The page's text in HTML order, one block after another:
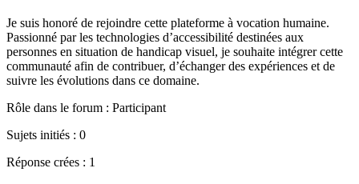
Je suis honoré de rejoindre cette plateforme à vocation humaine.
Passionné par les technologies d’accessibilité destinées aux
personnes en situation de handicap visuel, je souhaite intégrer cette
communauté afin de contribuer, d’échanger des expériences et de
suivre les évolutions dans ce domaine.
Rôle dans le forum : Participant
Sujets initiés : 0
Réponse crées : 1